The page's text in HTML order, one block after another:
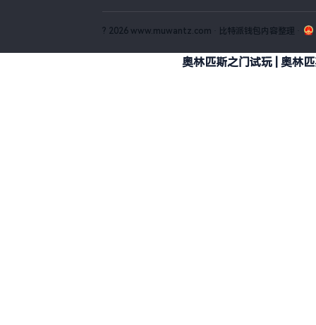
? 2026 www.muwantz.com · 比特派钱包内容整理
奥林匹斯之门试玩 | 奥林